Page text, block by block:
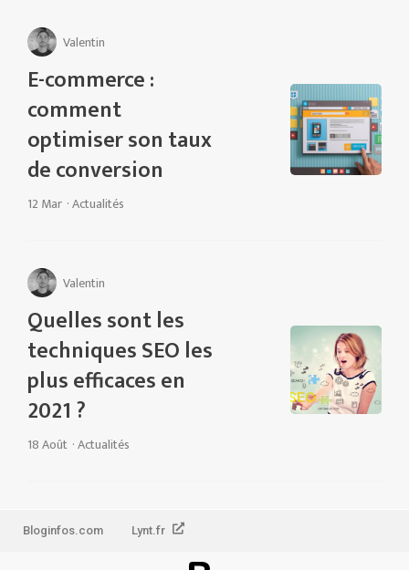
Valentin
E-commerce :
comment
optimiser son taux
de conversion
12 Mar ·Actualités
Valentin
Quelles sont les
techniques SEO les
plus efficaces en
2021 ?
18 Août ·Actualités
Bloginfos.com Lynt.fr